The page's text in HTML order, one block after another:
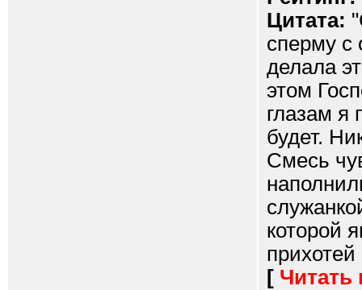
Цитата:
сперму с
делала
этом
глазам я
будет.
Смесь
которой
[ Читать